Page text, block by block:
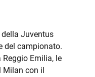
Juventus
del campionato.
Emilia, le
Milan con il